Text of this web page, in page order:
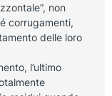
non
corrugamenti,
delle loro
l’ultimo